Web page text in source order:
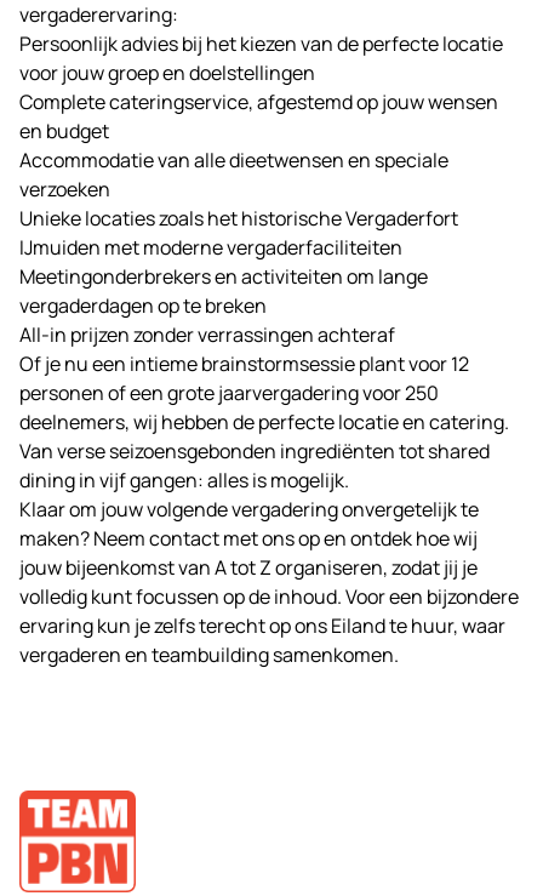
vergaderervaring:
Persoonlijk advies bij het kiezen van de perfecte locatie
voor jouw groep en doelstellingen
Complete cateringservice, afgestemd op jouw wensen
en budget
Accommodatie van alle dieetwensen en speciale
verzoeken
Unieke locaties zoals het historischeVergaderfort
IJmuiden met moderne vergaderfaciliteiten
Meetingonderbrekers en activiteiten om lange
vergaderdagen op te breken
All-in prijzen zonder verrassingen achteraf
Of je nu een intieme brainstormsessie plant voor 12
personen of een grote jaarvergadering voor 250
deelnemers, wij hebben de perfecte locatie en catering.
Van verse seizoensgebonden ingrediënten tot shared
dining in vijf gangen: alles is mogelijk.
Klaar om jouw volgende vergadering onvergetelijk te
maken? Neem contact met ons op en ontdek hoe wij
jouw bijeenkomst van A tot Z organiseren, zodat jij je
volledig kunt focussen op de inhoud. Voor een bijzondere
ervaring kun je zelfs terecht op onsEiland te huur, waar
vergaderen en teambuilding samenkomen.